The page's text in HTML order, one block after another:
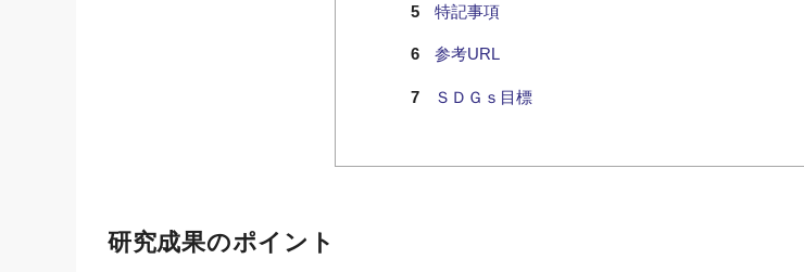
特記事項
参考URL
ＳＤＧｓ目標
研究成果のポイント